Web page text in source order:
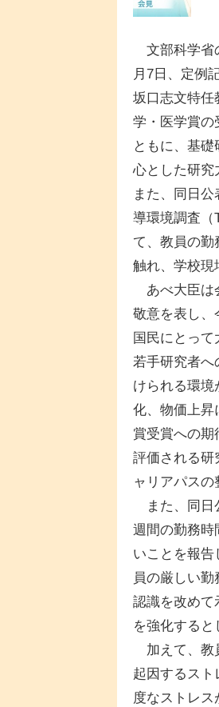
文部科学省
月7日、定例
坂口志文特任
学・医学賞の
ともに、基
心とした研究
また、同日
導環境調査（
て、教員の勤
触れ、学校現
あべ大臣は
敬意を表し、
国民にとっ
若手研究者へ
けられる環
化、物価上昇
賞受賞への期
評価される研
ャリアパスの
また、同日
週間の勤務時
いことを報
員の厳しい
認識を改めて
を強化すると
加えて、教
起因するスト
度なストレ